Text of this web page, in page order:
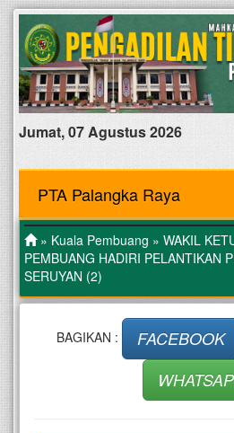
Jumat, 07 Agustus 2026
PTA Palangka Raya
» Kuala Pembuang » WAKIL
PEMBUANG HADIRI PELANTIKAN
SERUYAN (2)
BAGIKAN : FACEBOOK